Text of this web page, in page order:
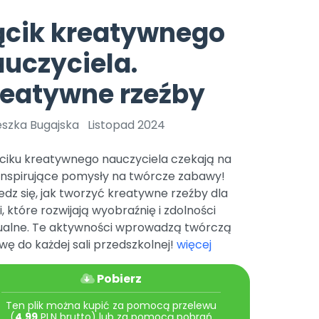
Archiwalne numery
Pomoc
Nowości
Promocje
czerwca 2024 r. uzyskała
Online.
Bliżej Pieska
Pomoc zwierzętom
Książka (dla) Przedszkolaka
Promowanie czytelnictwa
TikTok
Zobacz nas na TikToku
YouTube
Filmy edukacyjne
kreatywnego
rzeźby
Bugajska Listopad 2024
kreatywnego nauczyciela czekają na
pomysły na twórcze zabawy!
się, jak tworzyć kreatywne rzeźby dla
które rozwijają wyobraźnię i zdolności
Te aktywności wprowadzą twórczą
do każdej sali przedszkolnej! więcej
Pobierz
Ten plik można kupić za pomocą przelewu